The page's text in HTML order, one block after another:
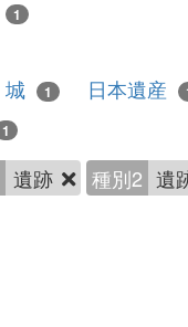
1
城 1 日本遺産
1
遺跡 種別2 遺